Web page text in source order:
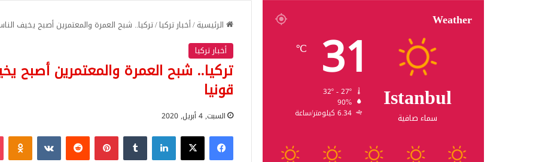
الرئيسية/أخبار تركيا/تركيا.. شبح العمرة والمعتمرين أصبح يخيف
أخبار تركيا
تركيا.. شبح العمرة والمعتمرين
قونيا
السبت, 4 أبريل, 2020
فيسبوك‫X لينكدإن بينتيريست
Weather
Istanbul
سماء صافية
31
℃
90%
6.34 كيلومتر/ساعة